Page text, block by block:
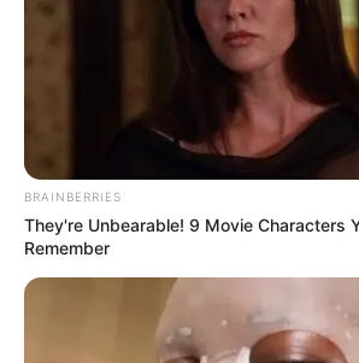
BRAINBERRIES
They're Unbearable! 9 Movie Characters
Remember